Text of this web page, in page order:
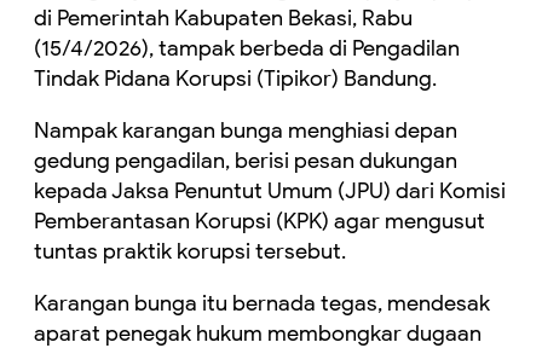
di Pemerintah Kabupaten Bekasi, Rabu
(15/4/2026), tampak berbeda di Pengadilan
Tindak Pidana Korupsi (Tipikor) Bandung.
Nampak karangan bunga menghiasi depan
gedung pengadilan, berisi pesan dukungan
kepada Jaksa Penuntut Umum (JPU) dari Komisi
Pemberantasan Korupsi (KPK) agar mengusut
tuntas praktik korupsi tersebut.
Karangan bunga itu bernada tegas, mendesak
aparat penegak hukum membongkar dugaan